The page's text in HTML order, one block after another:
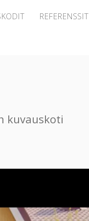
REFERENSSIT
kuvauskoti